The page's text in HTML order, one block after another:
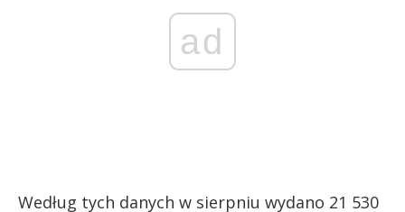
ad
Według tych danych w sierpniu wydano 21 530